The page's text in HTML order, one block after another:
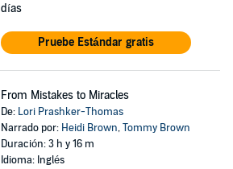
días
Pruebe Estándar gratis
From Mistakes to Miracles
De: Lori Prashker-Thomas
Narrado por: Heidi Brown,Tommy Brown
Duración: 3 h y 16 m
Idioma: Inglés